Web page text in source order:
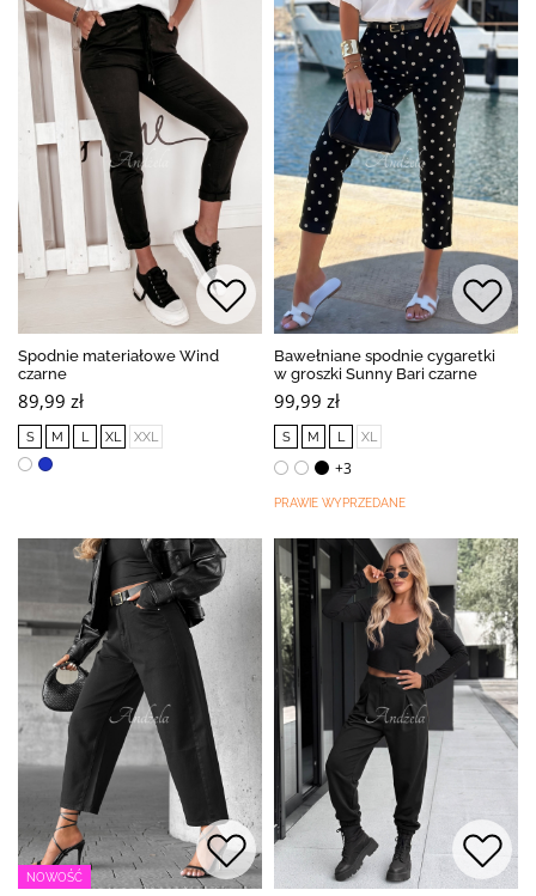
Spodnie materiałowe Wind
czarne
89,99 zł
S M L XL XXL
Bawełniane spodnie cygaretki
w groszki Sunny Bari czarne
99,99 zł
S M L XL
+3
PRAWIE WYPRZEDANE
NOWOŚĆ